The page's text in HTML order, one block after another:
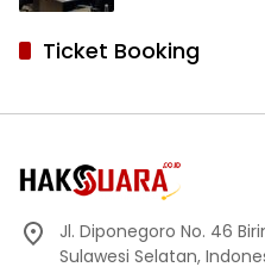
Ticket Booking
Jl. Diponegoro No. 46
Sulawesi Selatan,